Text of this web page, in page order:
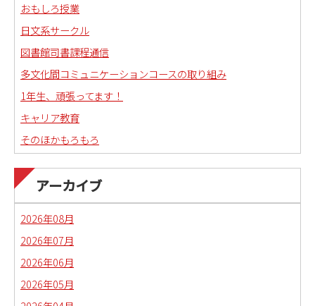
おもしろ授業
日文系サークル
図書館司書課程通信
多文化間コミュニケーションコースの取り組み
1年生、頑張ってます！
キャリア教育
そのほかもろもろ
日本語教育副専攻課程通信(日本語教師)
琉球沖縄文化コースの取り組み
アーカイブ
2026年08月
2026年07月
2026年06月
2026年05月